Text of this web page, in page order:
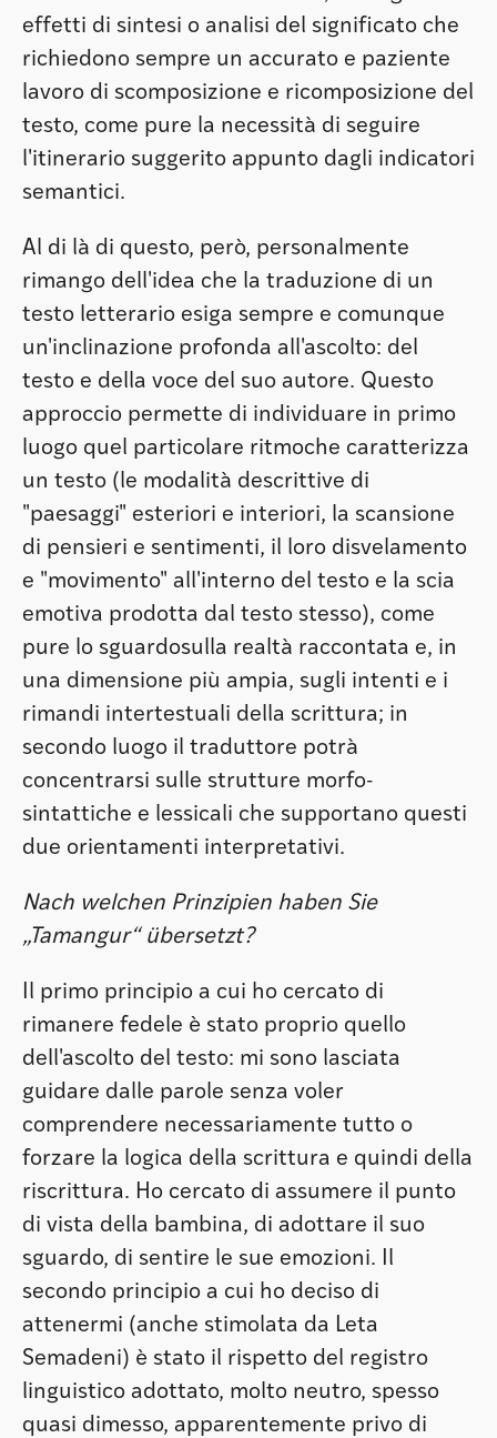
effetti di sintesi o analisi del significato che
richiedono sempre un accurato e paziente
lavoro di scomposizione e ricomposizione del
testo, come pure la necessità di seguire
l'itinerario suggerito appunto dagli indicatori
semantici.
Al di là di questo, però, personalmente
rimango dell'idea che la traduzione di un
testo letterario esiga sempre e comunque
un'inclinazione profonda all'ascolto: del
testo e della voce del suo autore. Questo
approccio permette di individuare in primo
luogo quel particolare ritmoche caratterizza
un testo (le modalità descrittive di
"paesaggi" esteriori e interiori, la scansione
di pensieri e sentimenti, il loro disvelamento
e "movimento" all'interno del testo e la scia
emotiva prodotta dal testo stesso), come
pure lo sguardosulla realtà raccontata e, in
una dimensione più ampia, sugli intenti e i
rimandi intertestuali della scrittura; in
secondo luogo il traduttore potrà
concentrarsi sulle strutture morfo-
sintattiche e lessicali che supportano questi
due orientamenti interpretativi.
Nach welchen Prinzipien haben Sie
„Tamangur“ übersetzt?
Il primo principio a cui ho cercato di
rimanere fedele è stato proprio quello
dell'ascolto del testo: mi sono lasciata
guidare dalle parole senza voler
comprendere necessariamente tutto o
forzare la logica della scrittura e quindi della
riscrittura. Ho cercato di assumere il punto
di vista della bambina, di adottare il suo
sguardo, di sentire le sue emozioni. Il
secondo principio a cui ho deciso di
attenermi (anche stimolata da Leta
Semadeni) è stato il rispetto del registro
linguistico adottato, molto neutro, spesso
quasi dimesso, apparentemente privo di